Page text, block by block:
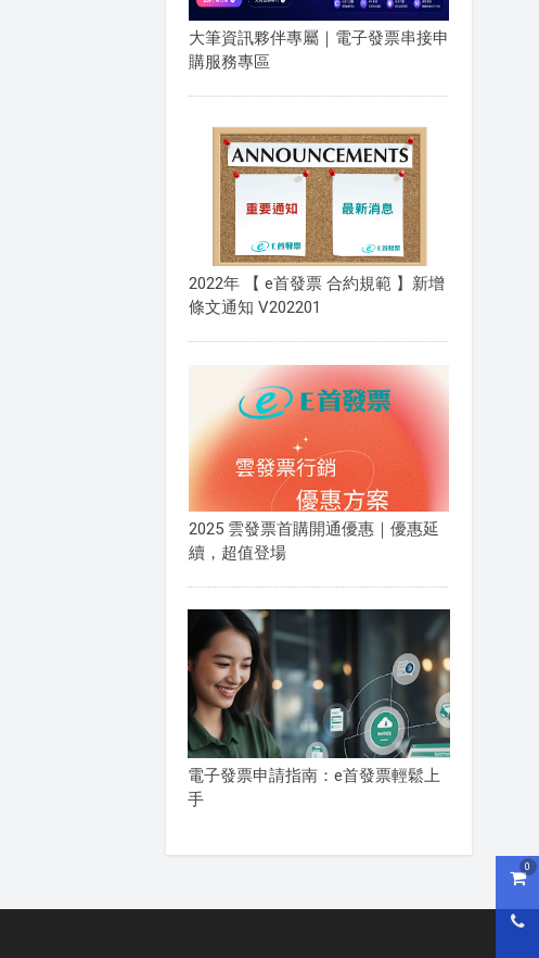
購
0
大筆資訊夥伴專屬｜電子發票串接申
購服務專區
2022年 【 e首發票 合約規範 】新增
條文通知 V202201
2025 雲發票首購開通優惠｜優惠延
續，超值登場
電子發票申請指南：e首發票輕鬆上
手